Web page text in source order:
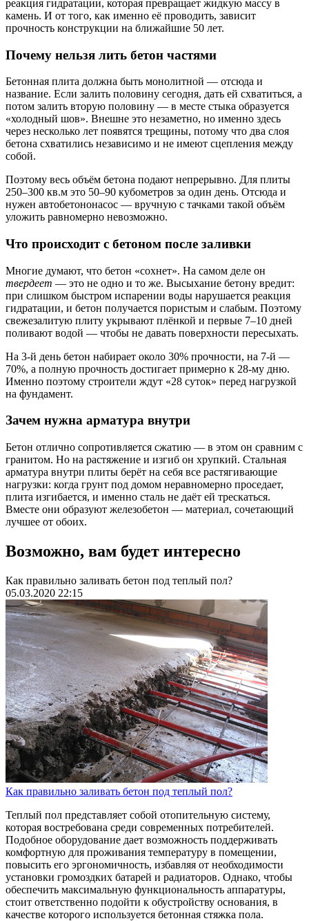
реакция гидратации, которая превращает жидкую массу в
камень. И от того, как именно её проводить, зависит
прочность конструкции на ближайшие 50 лет.
Почему нельзя лить бетон частями
Бетонная плита должна быть монолитной — отсюда и
название. Если залить половину сегодня, дать ей схватиться, а
потом залить вторую половину — в месте стыка образуется
«холодный шов». Внешне это незаметно, но именно здесь
через несколько лет появятся трещины, потому что два слоя
бетона схватились независимо и не имеют сцепления между
собой.
Поэтому весь объём бетона подают непрерывно. Для плиты
250–300 кв.м это 50–90 кубометров за один день. Отсюда и
нужен автобетононасос — вручную с тачками такой объём
уложить равномерно невозможно.
Что происходит с бетоном после заливки
Многие думают, что бетон «сохнет». На самом деле он
твердеет — это не одно и то же. Высыхание бетону вредит:
при слишком быстром испарении воды нарушается реакция
гидратации, и бетон получается пористым и слабым. Поэтому
свежезалитую плиту укрывают плёнкой и первые 7–10 дней
поливают водой — чтобы не давать поверхности пересыхать.
На 3-й день бетон набирает около 30% прочности, на 7-й —
70%, а полную прочность достигает примерно к 28-му дню.
Именно поэтому строители ждут «28 суток» перед нагрузкой
на фундамент.
Зачем нужна арматура внутри
Бетон отлично сопротивляется сжатию — в этом он сравним с
гранитом. Но на растяжение и изгиб он хрупкий. Стальная
арматура внутри плиты берёт на себя все растягивающие
нагрузки: когда грунт под домом неравномерно проседает,
плита изгибается, и именно сталь не даёт ей трескаться.
Вместе они образуют железобетон — материал, сочетающий
лучшее от обоих.
Возможно, вам будет интересно
Как правильно заливать бетон под теплый пол?
05.03.2020 22:15
Как правильно заливать бетон под теплый пол?
Теплый пол представляет собой отопительную систему,
которая востребована среди современных потребителей.
Подобное оборудование дает возможность поддерживать
комфортную для проживания температуру в помещении,
повысить его эргономичность, избавляя от необходимости
установки громоздких батарей и радиаторов. Однако, чтобы
обеспечить максимальную функциональность аппаратуры,
стоит ответственно подойти к обустройству основания, в
качестве которого используется бетонная стяжка пола.